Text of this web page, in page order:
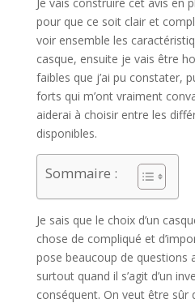
pour que ce soit clair et
voir ensemble les
casque, ensuite je vais être
faibles que j’ai pu constater,
forts qui m’ont vraiment
aiderai à choisir entre les
disponibles.
Sommaire :
Je sais que le choix d’un
chose de compliqué et
pose beaucoup de questions
surtout quand il s’agit d’un
conséquent. On veut être sûr